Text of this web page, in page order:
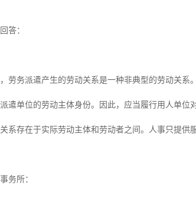
答：
务派遣产生的劳动关系是一种非典型的劳动关系
遣单位的劳动主体身份。因此，应当履行用人单
系存在于实际劳动主体和劳动者之间。人事只提供
务所：